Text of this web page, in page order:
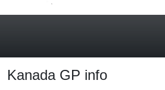
Kanada GP info